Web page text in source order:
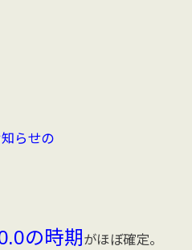
らせの
の時期 がほぼ確定。